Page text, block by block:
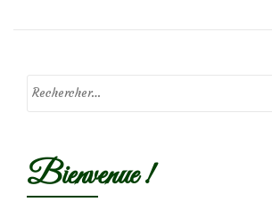
Focus
Marie
Bienvenue !